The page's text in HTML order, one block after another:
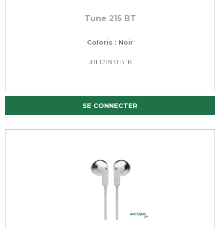
Tune 215 BT
Coloris : Noir
JBLT215BTBLK
SE CONNECTER